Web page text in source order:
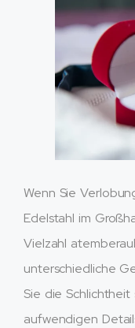
Wenn Sie
Edelstahl im
Vielzahl
unterschiedliche
Sie die
aufwendigen